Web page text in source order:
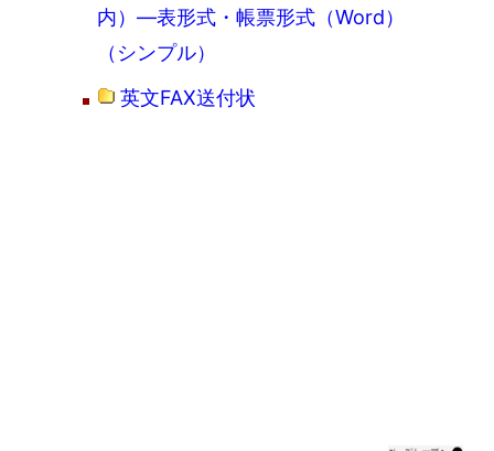
内）―表形式・帳票形式（Word）
（シンプル）
英文FAX送付状